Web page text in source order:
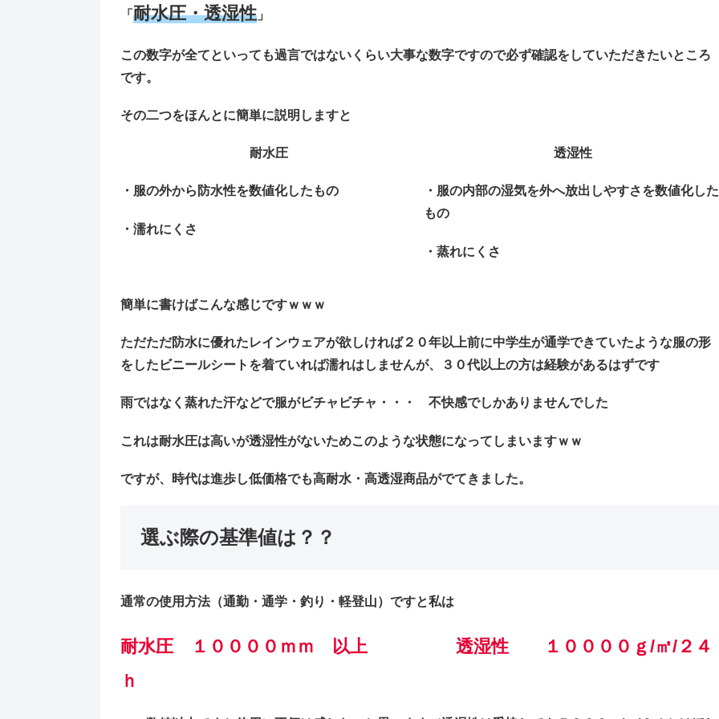
「 耐水圧・透湿性」
この数字が全てといっても過言ではないくらい大事な数字ですので必ず確認をしていただきたいところ
です。
その二つをほんとに簡単に説明しますと
耐水圧
・服の外から防水性を数値化したもの
・濡れにくさ
透湿性
・服の内部の湿気を外へ放出しやすさを数値化した
もの
・蒸れにくさ
簡単に書けばこんな感じですｗｗｗ
ただただ防水に優れたレインウェアが欲しければ２０年以上前に中学生が通学できていたような服の形
をした ビニールシート を着ていれば濡れはしませんが、３０代以上の方は経験があるはずです
雨ではなく蒸れた汗などで服がビチャビチャ・・・ 不快感でしかありませんでした
これは耐水圧は高いが透湿性がないためこのような状態になってしまいますｗｗ
ですが、時代は進歩し低価格でも高耐水・高透湿商品がでてきました。
選ぶ際の基準値は？？
通常の使用方法（通勤・通学・釣り・軽登山）ですと私は
耐水圧 １００００ｍｍ 以上 透湿性 １００００ｇ/㎡/２４
ｈ